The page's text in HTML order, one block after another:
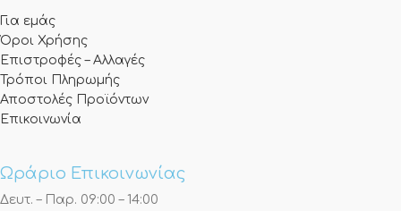
Για εμάς
Όροι Χρήσης
Επιστροφές – Αλλαγές
Τρόποι Πληρωμής
Αποστολές Προϊόντων
Επικοινωνία
Ωράριο Επικοινωνίας
Δευτ. – Παρ. 09:00 – 14:00